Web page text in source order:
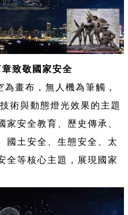
致敬國家安全
畫布，無人機為筆觸，
術與動態燈光效果的主題
家安全教育、歷史傳承、
國土安全、生態安全、太
全等核心主題，展現國家